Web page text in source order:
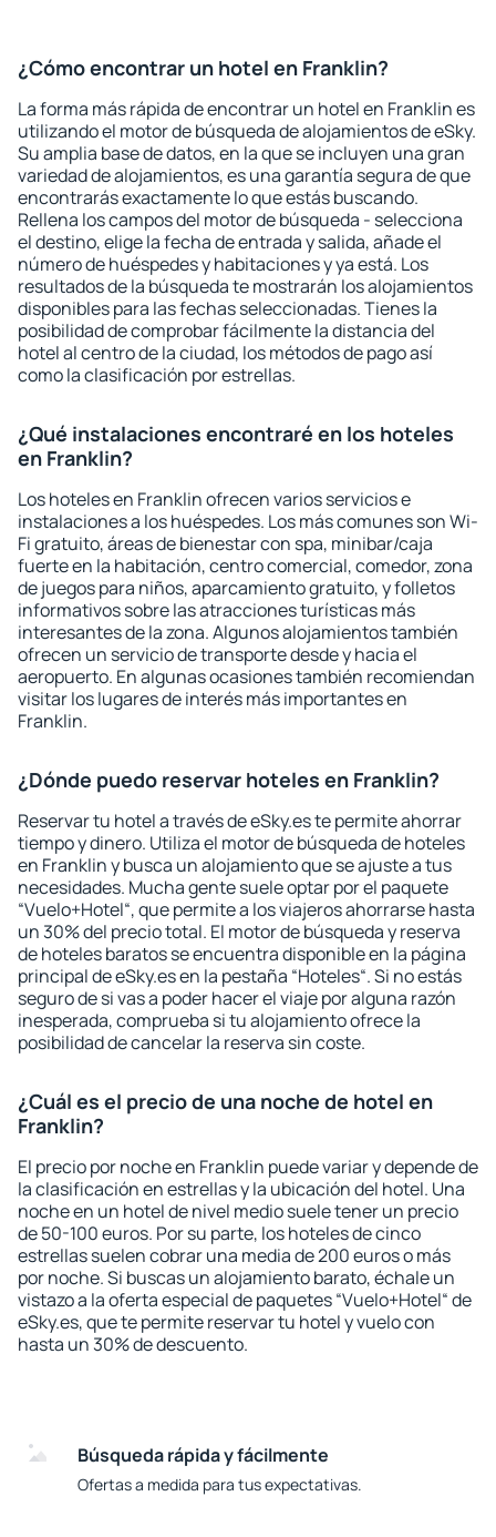
¿Cómo encontrar un hotel en Franklin?
La forma más rápida de encontrar un hotel en Franklin es
utilizando el motor de búsqueda de alojamientos de eSky.
Su amplia base de datos, en la que se incluyen una gran
variedad de alojamientos, es una garantía segura de que
encontrarás exactamente lo que estás buscando.
Rellena los campos del motor de búsqueda - selecciona
el destino, elige la fecha de entrada y salida, añade el
número de huéspedes y habitaciones y ya está. Los
resultados de la búsqueda te mostrarán los alojamientos
disponibles para las fechas seleccionadas. Tienes la
posibilidad de comprobar fácilmente la distancia del
hotel al centro de la ciudad, los métodos de pago así
como la clasificación por estrellas.
¿Qué instalaciones encontraré en los hoteles
en Franklin?
Los hoteles en Franklin ofrecen varios servicios e
instalaciones a los huéspedes. Los más comunes son Wi-
Fi gratuito, áreas de bienestar con spa, minibar/caja
fuerte en la habitación, centro comercial, comedor, zona
de juegos para niños, aparcamiento gratuito, y folletos
informativos sobre las atracciones turísticas más
interesantes de la zona. Algunos alojamientos también
ofrecen un servicio de transporte desde y hacia el
aeropuerto. En algunas ocasiones también recomiendan
visitar los lugares de interés más importantes en
Franklin.
¿Dónde puedo reservar hoteles en Franklin?
Reservar tu hotel a través de eSky.es te permite ahorrar
tiempo y dinero. Utiliza el motor de búsqueda de hoteles
en Franklin y busca un alojamiento que se ajuste a tus
necesidades. Mucha gente suele optar por el paquete
“Vuelo+Hotel“, que permite a los viajeros ahorrarse hasta
un 30% del precio total. El motor de búsqueda y reserva
de hoteles baratos se encuentra disponible en la página
principal de eSky.es en la pestaña “Hoteles“. Si no estás
seguro de si vas a poder hacer el viaje por alguna razón
inesperada, comprueba si tu alojamiento ofrece la
posibilidad de cancelar la reserva sin coste.
¿Cuál es el precio de una noche de hotel en
Franklin?
El precio por noche en Franklin puede variar y depende de
la clasificación en estrellas y la ubicación del hotel. Una
noche en un hotel de nivel medio suele tener un precio
de 50-100 euros. Por su parte, los hoteles de cinco
estrellas suelen cobrar una media de 200 euros o más
por noche. Si buscas un alojamiento barato, échale un
vistazo a la oferta especial de paquetes “Vuelo+Hotel“ de
eSky.es, que te permite reservar tu hotel y vuelo con
hasta un 30% de descuento.
Búsqueda rápida y fácilmente
Ofertas a medida para tus expectativas.